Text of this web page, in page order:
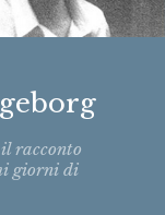
racconto
giorni di